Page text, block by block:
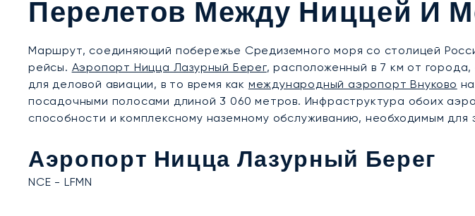
Перелетов Между Ниццей И
Маршрут, соединяющий побережье Средиземного моря со столицей
рейсы. Аэропорт Ницца Лазурный Берег, расположенный в 7 км от
для деловой авиации, в то время как международный аэропорт Внуково
посадочными полосами длиной 3 060 метров. Инфраструктура обоих
способности и комплексному наземному обслуживанию, необходимым
Аэропорт Ницца Лазурный Берег
NCE - LFMN